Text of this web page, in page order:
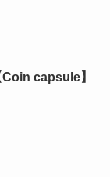
capsule】